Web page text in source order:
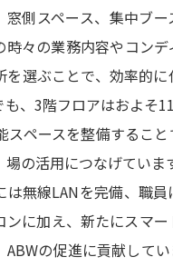
窓側スペース、集中ブ
々の業務内容やコンデ
を選ぶことで、効率的
も、3階フロアはおよそ
スペースを整備するこ
の活用につなげていま
は無線LANを完備、職
ンに加え、新たにスマ
ABWの促進に貢献して